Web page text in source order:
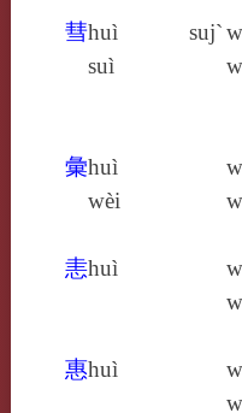
彗huì
suì
suj`
彙huì
wèi
恚huì
惠huì